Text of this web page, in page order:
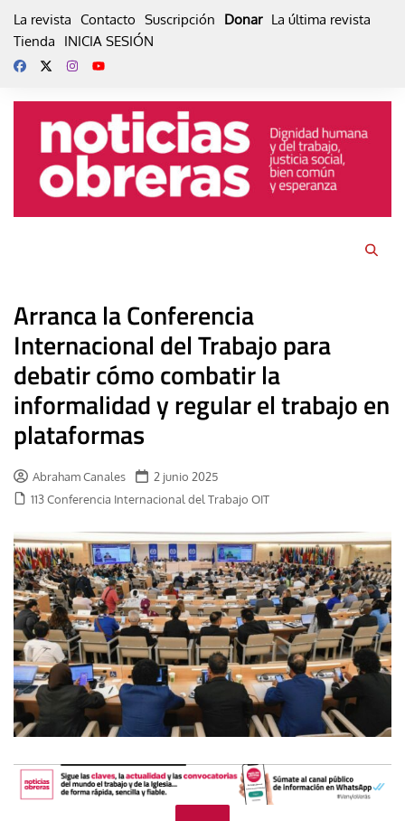
La revista Contacto Suscripción Donar La última revista
Tienda
INICIA SESIÓN
Arranca la Conferencia
Internacional del Trabajo para
debatir cómo combatir la
informalidad y regular el trabajo en
plataformas
Abraham Canales
2 junio 2025
113 Conferencia Internacional del Trabajo OIT